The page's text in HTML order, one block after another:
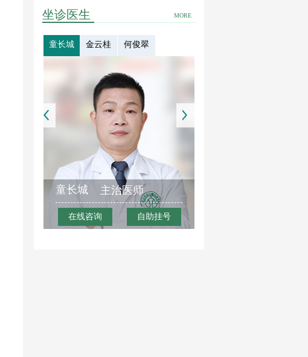
MORE
坐诊医生
童长城 金云桂 何俊翠
童长城 主治医师
在线咨询 自助挂号